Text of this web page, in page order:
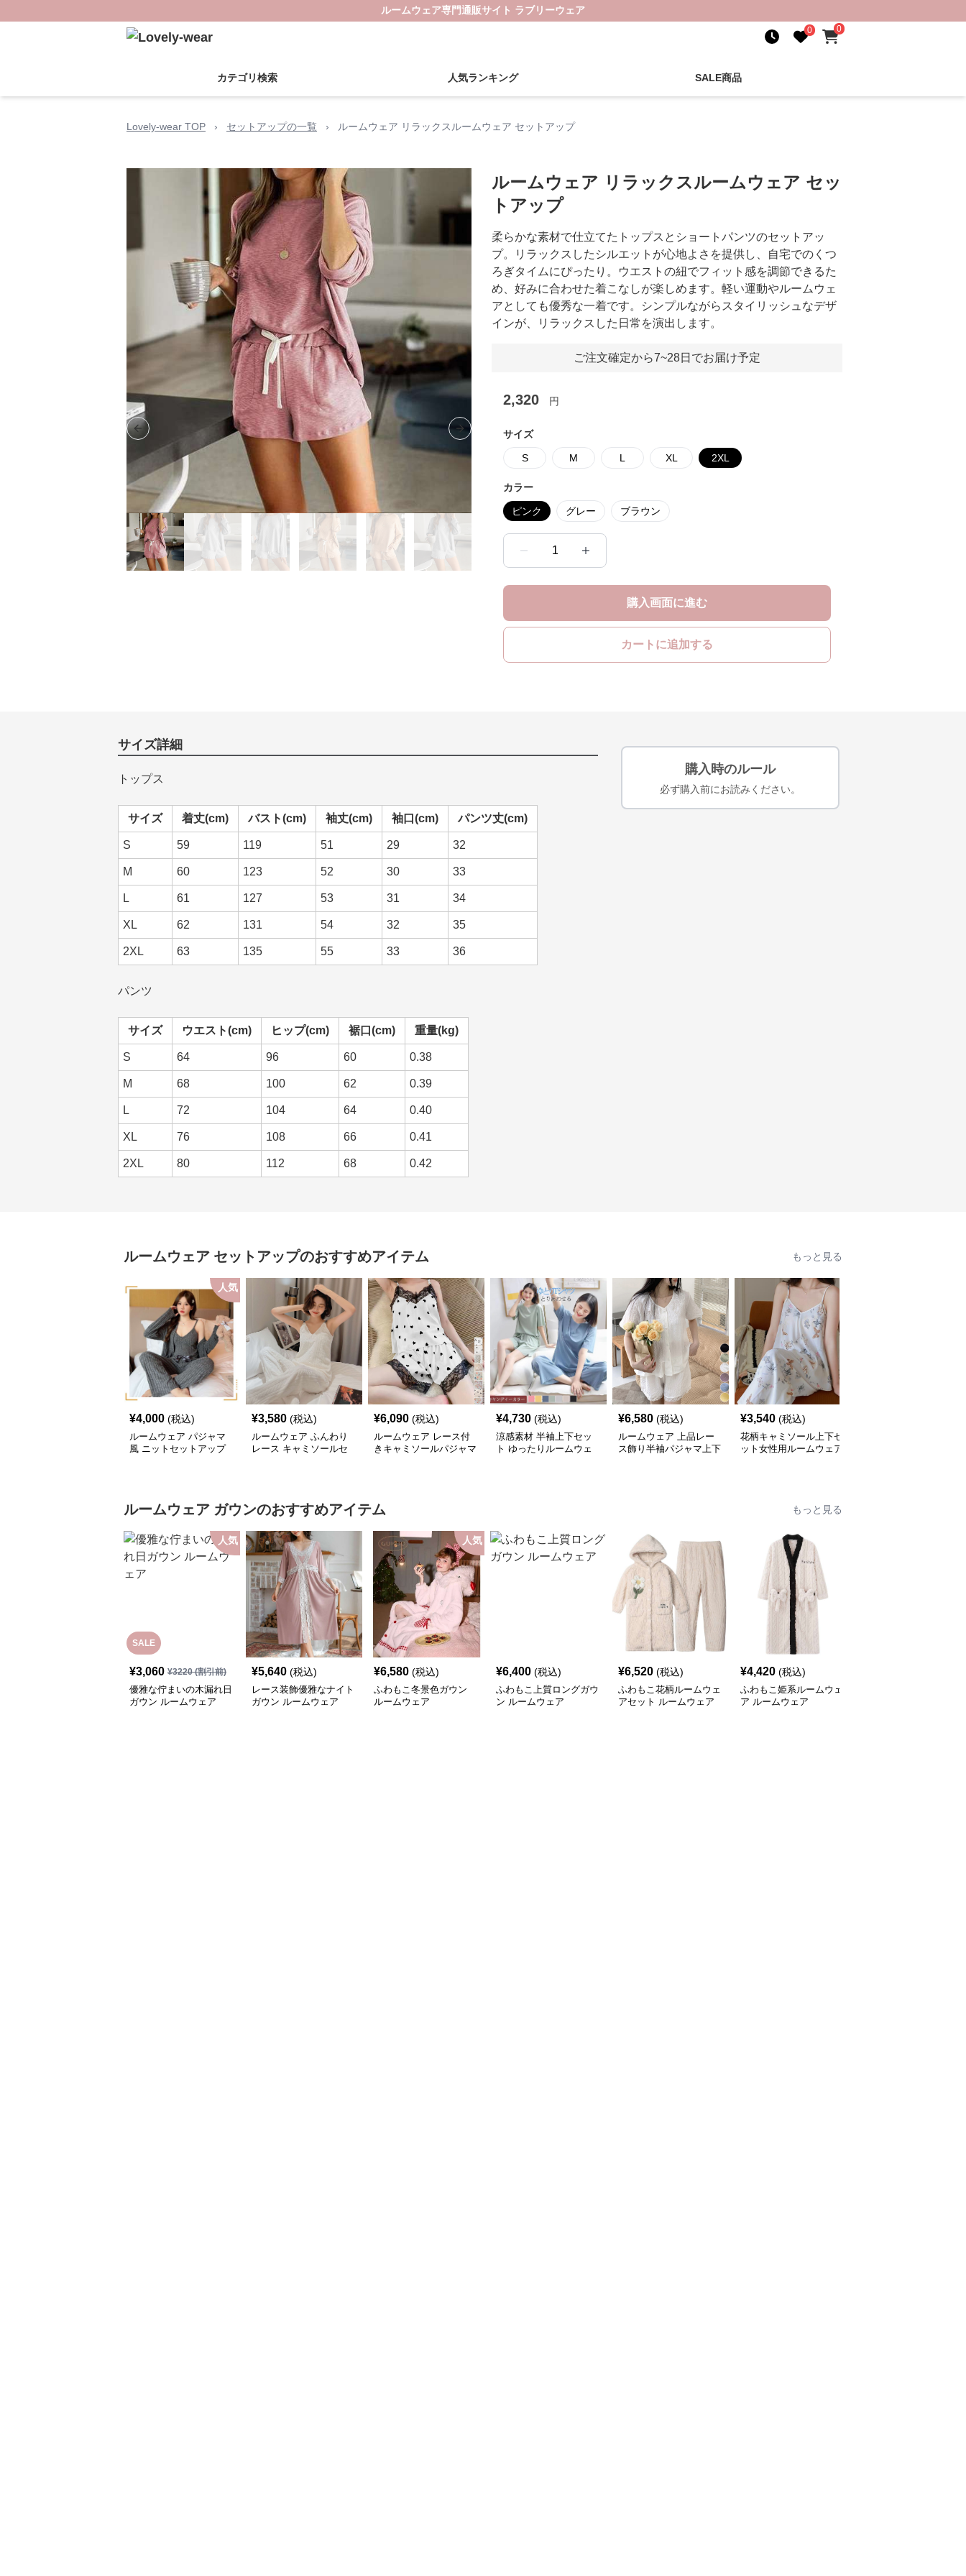
ルームウェア専門通販サイト ラブリーウェア
0 0
カテゴリ検索 人気ランキング SALE商品
Lovely-wear TOP › セットアップの一覧 › ルームウェア リラックスルームウェア セットアップ
Previous slide Next slide
ルームウェア リラックスルームウェア セッ
トアップ
柔らかな素材で仕立てたトップスとショートパンツのセットアッ
プ。リラックスしたシルエットが心地よさを提供し、自宅でのくつ
ろぎタイムにぴったり。ウエストの紐でフィット感を調節できるた
め、好みに合わせた着こなしが楽しめます。軽い運動やルームウェ
アとしても優秀な一着です。シンプルながらスタイリッシュなデザ
インが、リラックスした日常を演出します。
ご注文確定から7~28日でお届け予定
2,320 円
サイズ
S M L XL 2XL
カラー
ピンク グレー ブラウン
1
購入画面に進む
カートに追加する
サイズ詳細
トップス
サイズ 着丈(cm) バスト(cm) 袖丈(cm) 袖口(cm) パンツ丈(cm)
S 59 119 51 29 32
M 60 123 52 30 33
L 61 127 53 31 34
XL 62 131 54 32 35
2XL 63 135 55 33 36
パンツ
サイズ ウエスト(cm) ヒップ(cm) 裾口(cm) 重量(kg)
S 64 96 60 0.38
M 68 100 62 0.39
L 72 104 64 0.40
XL 76 108 66 0.41
2XL 80 112 68 0.42
購入時のルール
必ず購入前にお読みください。
ルームウェア セットアップのおすすめアイテム もっと見る
人気
¥4,000 (税込)
ルームウェア パジャマ
風 ニットセットアップ
¥3,580 (税込)
ルームウェア ふんわり
レース キャミソールセ
¥6,090 (税込)
ルームウェア レース付
きキャミソールパジャマ
¥4,730 (税込)
涼感素材 半袖上下セッ
ト ゆったりルームウェ
¥6,580 (税込)
ルームウェア 上品レー
ス飾り半袖パジャマ上下
¥3,540 (税込)
花柄キャミソール上下セ
ット女性用ルームウェア
ルームウェア ガウンのおすすめアイテム もっと見る
SALE
人気
¥3,060 ¥3220(割引前)
優雅な佇まいの木漏れ日
ガウン ルームウェア
¥5,640 (税込)
レース装飾優雅なナイト
ガウン ルームウェア
人気
¥6,580 (税込)
ふわもこ冬景色ガウン
ルームウェア
¥6,400 (税込)
ふわもこ上質ロングガウ
ン ルームウェア
¥6,520 (税込)
ふわもこ花柄ルームウェ
アセット ルームウェア
¥4,420 (税込)
ふわもこ姫系ルームウェ
ア ルームウェア